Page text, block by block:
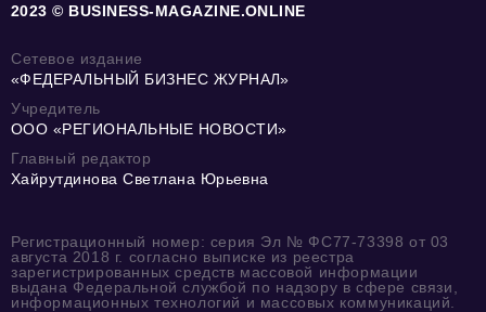
2023 © BUSINESS-MAGAZINE.ONLINE
Сетевое издание
«ФЕДЕРАЛЬНЫЙ БИЗНЕС ЖУРНАЛ»
Учредитель
ООО «РЕГИОНАЛЬНЫЕ НОВОСТИ»
Главный редактор
Хайрутдинова Светлана Юрьевна
Регистрационный номер: серия Эл № ФС77-73398 от 03
августа 2018 г. согласно выписке из реестра
зарегистрированных средств массовой информации
выдана Федеральной службой по надзору в сфере связи,
информационных технологий и массовых коммуникаций.